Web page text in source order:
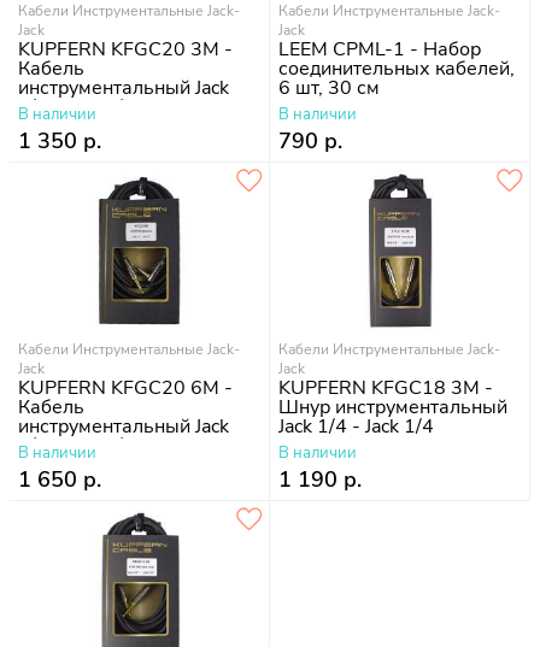
Кабели Инструментальные Jack-
Jack
KUPFERN KFGC20 3M -
Кабель
инструментальный Jack
1/4 - Jack 1/4 угловые
В наличии
1 350 р.
Кабели Инструментальные Jack-
Jack
LEEM CPML-1 - Набор
соединительных кабелей,
6 шт, 30 см
В наличии
790 р.
Кабели Инструментальные Jack-
Jack
KUPFERN KFGC20 6M -
Кабель
инструментальный Jack
1/4 - Jack 1/4 угловые
В наличии
1 650 р.
Кабели Инструментальные Jack-
Jack
KUPFERN KFGC18 3M -
Шнур инструментальный
Jack 1/4 - Jack 1/4
В наличии
1 190 р.